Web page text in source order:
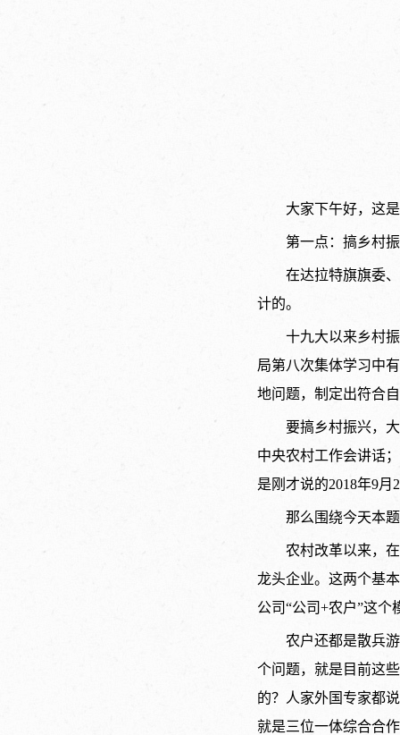
大家下午好，这
第一点：搞乡村
在达拉特旗旗委
计的。
十九大以来乡村
局第八次集体学习中
地问题，制定出符合
要搞乡村振兴，
中央农村工作会讲话
是刚才说的2018年9
那么围绕今天本
农村改革以来，
龙头企业。这两个基
公司“公司+农户”这个
农户还都是散兵
个问题，就是目前这
的？人家外国专家都
就是三位一体综合合